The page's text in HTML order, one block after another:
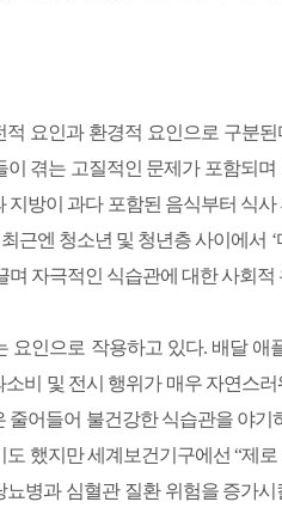
적 요인과 환경적 요인으로 구
겪는 고질적인 문제가 포함되며
방이 과다 포함된 음식부터 식
근엔 청소년 및 청년층 사이에서
자극적인 식습관에 대한 사회적
인으로 작용하고 있다. 배달 애
소비 및 전시 행위가 매우 자연스
어들어 불건강한 식습관을 야기
도 했지만 세계보건기구에선 “제
병과 심혈관 질환 위험을 증가